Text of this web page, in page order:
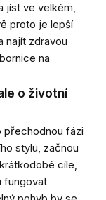
jíst ve velkém,
proto je lepší
najít zdravou
na
o životní
přechodnou fázi
stylu, začnou
cíle,
fungovat